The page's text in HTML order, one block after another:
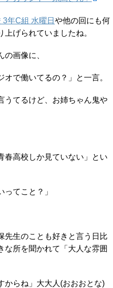
年C組 水曜日 や他の回にも何
げられていましたね。
画像に、
で働いてるの？」と一言。
うてるけど、お姉ちゃん鬼や
春高校しか見ていない」とい
てこと？」
先生のことも好きと言う日比
な所を聞かれて「大人な雰囲
からね」大大人(おおおとな)